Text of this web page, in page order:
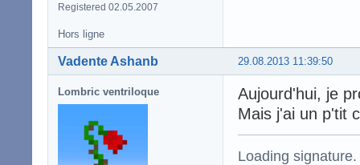
Registered 02.05.2007
Hors ligne
29.08.2013 11:39:50
Vadente Ashanb
Lombric ventriloque
Aujourd'hui, je
Mais j'ai un p'tit
Loading signature.